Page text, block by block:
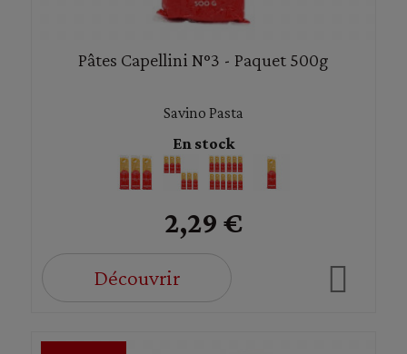
Pâtes Capellini N°3 - Paquet 500g
Savino Pasta
En stock
2,29 €
Découvrir